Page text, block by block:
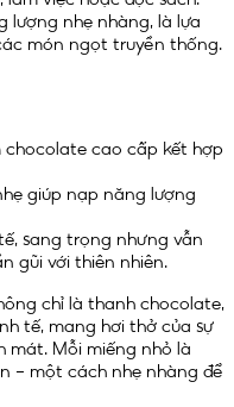
lượng nhẹ nhàng, là lựa
món ngọt truyền thống.
chocolate cao cấp kết hợp
giúp nạp năng lượng
sang trọng nhưng vẫn
gũi với thiên nhiên.
chỉ là thanh chocolate,
tế, mang hơi thở của sự
mát. Mỗi miếng nhỏ là
– một cách nhẹ nhàng để